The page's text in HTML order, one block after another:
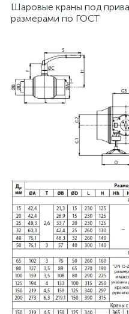
Шаровые краны под
размерами по ГОСТ